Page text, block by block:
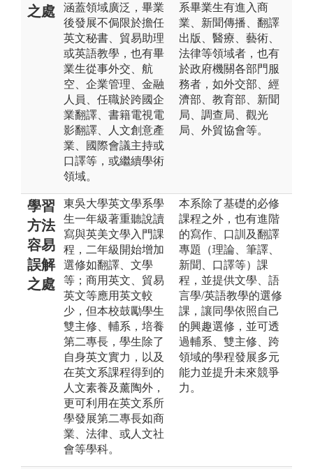
之處
涵蓋領域廣泛，畢業
後發展不侷限於擔任
英文秘書、貿易助理
或英語教學，也有畢
業生從事外交、航
空、企業管理、金融
人員、任職於跨國企
業翻譯、書籍電視電
影翻譯、人文創意產
業、國際會議主持或
口譯等，或繼續學術
領域。
系畢業生有進入商
業、新聞傳播、翻譯
出版、醫療、藝術、
法律等領域者，也有
於政府機關各部門服
務者，如外交部、經
濟部、教育部、新聞
局、調查局、觀光
局、外貿協會等。
學習
方法
容易
誤解
之處
東吳大學英文學系學
生一年級著重聽說讀
寫與英美文學入門課
程，二年級開始增加
選修如翻譯、文學
等；商用英文、貿易
英文等應用英文較
少，但本校鼓勵學生
雙主修、輔系，培養
第二專長，學生除了
自身英文實力，以及
在英文系課程得到的
人文素養及薰陶外，
更可利用在英文系所
學發展第二專長如商
業、法律、或人文社
會等學科。
本系除了基礎的必修
課程之外，也有進階
的寫作、口訓及翻譯
專題（理論、筆譯、
新聞、口譯等）課
程，並提供文學、語
言學/英語教學的選修
課，讓同學依照自己
的興趣選修，並可透
過輔系、雙主修、跨
領域的學程發展多元
能力並提升未來競爭
力。